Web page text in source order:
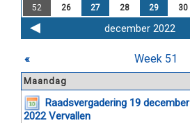
52
26 27 28 29 30
december 2022
« Week 51
Maandag
Raadsvergadering 19 december
2022 Vervallen